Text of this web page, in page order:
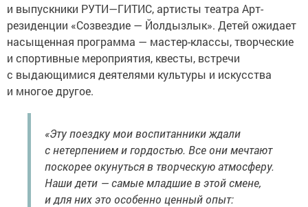
и выпускники РУТИ—ГИТИС, артисты театра Арт-
резиденции «Созвездие — Йолдызлык». Детей ожидает
насыщенная программа — мастер-классы, творческие
и спортивные мероприятия, квесты, встречи
с выдающимися деятелями культуры и искусства
и многое другое.
«Эту поездку мои воспитанники ждали
с нетерпением и гордостью. Все они мечтают
поскорее окунуться в творческую атмосферу.
Наши дети — самые младшие в этой смене,
и для них это особенно ценный опыт: